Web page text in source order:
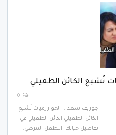
تُشبع الكائن الطفيلي
جوزيف سعد .. الخوارزميات تُشبع
الكائن الطفيلي الكائن الطفيلي في
تفاصيل حياتك التطفل المرضي. -